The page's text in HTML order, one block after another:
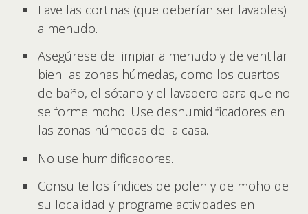
Lave las cortinas (que deberían ser lavables)
a menudo.
Asegúrese de limpiar a menudo y de ventilar
bien las zonas húmedas, como los cuartos
de baño, el sótano y el lavadero para que no
se forme moho. Use deshumidificadores en
las zonas húmedas de la casa.
No use humidificadores.
Consulte los índices de polen y de moho de
su localidad y programe actividades en